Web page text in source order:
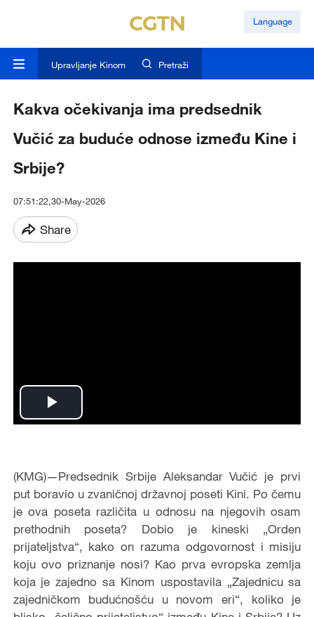
Language
Upravljanje Kinom Pretraži
Kakva očekivanja ima predsednik
Vučić za buduće odnose između Kine i
Srbije?
07:51:22,30-May-2026
Share
Play
(KMG)—Predsednik Srbije Aleksandar Vučić je prvi
put boravio u zvaničnoj državnoj poseti Kini. Po čemu
je ova poseta različita u odnosu na njegovih osam
prethodnih poseta? Dobio je kineski „Orden
prijateljstva“, kako on razuma odgovornost i misiju
koju ovo priznanje nosi? Kao prva evropska zemlja
koja je zajedno sa Kinom uspostavila „Zajednicu sa
zajedničkom budućnošću u novom eri“, koliko je